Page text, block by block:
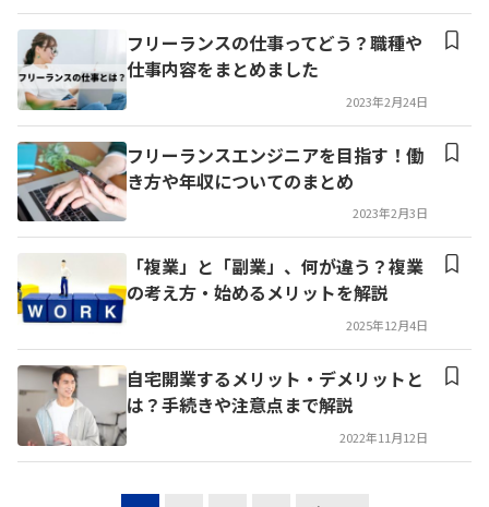
フリーランスの仕事ってどう？職種や
仕事内容をまとめました
2023年2月24日
フリーランスエンジニアを目指す！働
き方や年収についてのまとめ
2023年2月3日
「複業」と「副業」、何が違う？複業
の考え方・始めるメリットを解説
2025年12月4日
自宅開業するメリット・デメリットと
は？手続きや注意点まで解説
2022年11月12日